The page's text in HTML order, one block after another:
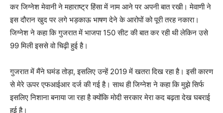
कर जिग्नेश मेवानी ने महाराष्ट्र हिंसा में नाम आने पर अपनी बात रखी। मेवाणी ने
इस दौरान खुद पर लगे भड़काऊ भाषण देने के आरोपों को पूरी तरह नकारा।
जिग्नेश ने कहा कि गुजरात में भाजपा 150 सीट की बात कर रही थी लेकिन उसे
99 मिली इससे वो चिढ़ी हुई है।
गुजरात में मैंने घमंड तोड़ा, इसलिए उन्हें 2019 में खतरा दिख रहा है। इसी कारण
से मेरे ऊपर एफआईआर दर्ज की गई है। साथ ही जिग्नेश ने कहा कि मुझे सिर्फ
इसलिए निशाना बनाया जा रहा है क्योंकि मोदी सरकार मेरा कद बढ़ता देख घबराई
हुई है।